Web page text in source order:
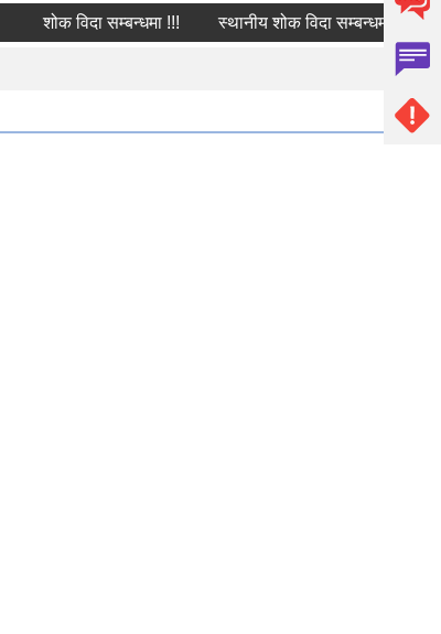
शोक विदा सम्बन्धमा !!! स्थानीय शोक विदा सम्बन्धमा !!!